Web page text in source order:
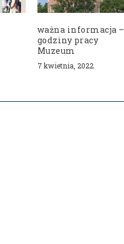
ważna informacja –
godziny pracy
Muzeum
7 kwietnia, 2022